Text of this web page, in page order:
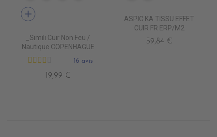
add
_Simili Cuir Non Feu /
Nautique COPENHAGUE
16 avis
19,99 €
ASPIC KA TISSU EFFET
CUIR FR ERP/M2
59,84 €